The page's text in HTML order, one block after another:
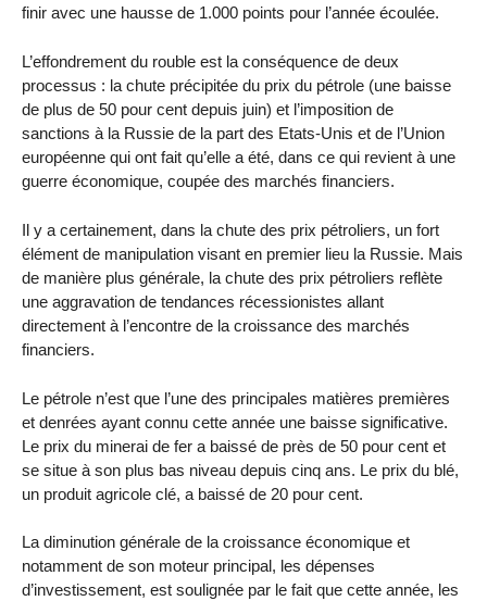
finir avec une hausse de 1.000 points pour l’année écoulée.
L’effondrement du rouble est la conséquence de deux
processus : la chute précipitée du prix du pétrole (une baisse
de plus de 50 pour cent depuis juin) et l’imposition de
sanctions à la Russie de la part des Etats-Unis et de l’Union
européenne qui ont fait qu’elle a été, dans ce qui revient à une
guerre économique, coupée des marchés financiers.
Il y a certainement, dans la chute des prix pétroliers, un fort
élément de manipulation visant en premier lieu la Russie. Mais
de manière plus générale, la chute des prix pétroliers reflète
une aggravation de tendances récessionistes allant
directement à l’encontre de la croissance des marchés
financiers.
Le pétrole n’est que l’une des principales matières premières
et denrées ayant connu cette année une baisse significative.
Le prix du minerai de fer a baissé de près de 50 pour cent et
se situe à son plus bas niveau depuis cinq ans. Le prix du blé,
un produit agricole clé, a baissé de 20 pour cent.
La diminution générale de la croissance économique et
notamment de son moteur principal, les dépenses
d’investissement, est soulignée par le fait que cette année, les